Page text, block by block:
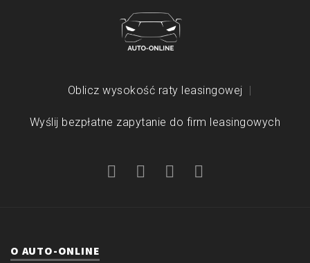
Oblicz wysokość raty leasingowej
Wyślij bezpłatne zapytanie do firm leasingowych
O AUTO-ONLINE